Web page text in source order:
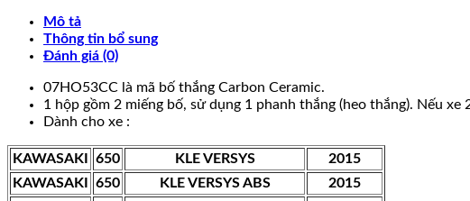
Mô tả
Thông tin bổ sung
Đánh giá (0)
07HO53CC là mã bố thắng Carbon Ceramic.
1 hộp gồm 2 miếng bố, sử dụng 1 phanh thắng (heo thắng). Nếu
Dành cho xe :
KAWASAKI 650 KLE VERSYS
2015
KAWASAKI
650 KLE VERSYS ABS
2015